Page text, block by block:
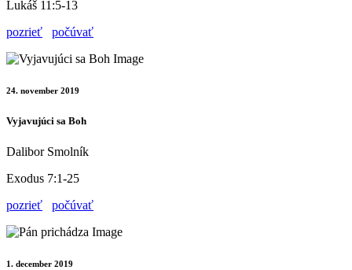
Lukáš 11:5-13
pozrieť
počúvať
24. november 2019
Vyjavujúci sa Boh
Dalibor Smolník
Exodus 7:1-25
pozrieť
počúvať
1. december 2019